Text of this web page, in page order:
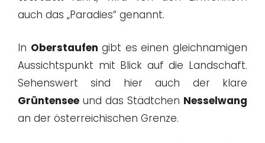
auch das „Paradies“ genannt.
In Oberstaufen gibt es einen gleichnamigen
Aussichtspunkt mit Blick auf die Landschaft.
Sehenswert sind hier auch der klare
Grüntensee und das Städtchen Nesselwang
an der österreichischen Grenze.